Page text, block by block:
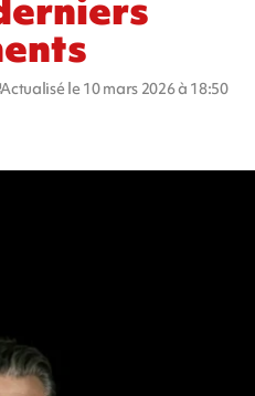
Actualisé le 10 mars 2026 à 18:50